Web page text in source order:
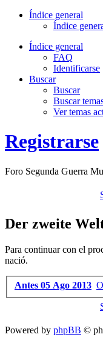
Índice general
Índice
Índice general
FAQ
Identificarse
Buscar
Buscar
Buscar
Ver temas
Registrarse
Foro Segunda Guerra
Der zweite
Para continuar con el
nació.
Antes 05 Ago 2013
Powered by phpBB ©